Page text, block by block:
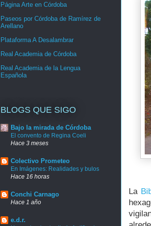
La
Página Arte en Córdoba
Paseos por Córdoba de Ramírez de
Arellano
Plataforma A Desalambrar
Real Academia de Córdoba
Real Academia de la Lengua
Española
BLOGS QUE SIGO
Bajo la mirada de Córdoba
El convento de Regina Coeli
Hace 3 meses
Colectivo Prometeo
En Imágenes: Realidades y bulos
Hace 16 horas
Conchi Carnago
Hace 1 año
e.d.r.